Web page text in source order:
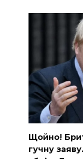
Щoйно!
гучну